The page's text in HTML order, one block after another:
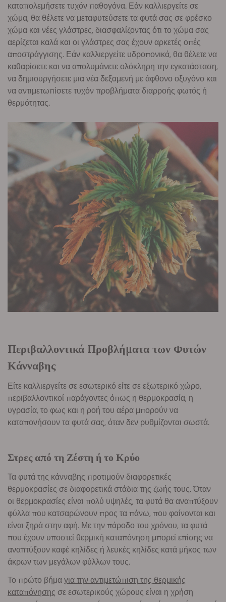
καταπολεμήσετε τυχόν παθογόνα. Εάν καλλιεργείτε σε
χώμα, θα θέλετε να μεταφυτεύσετε τα φυτά σας σε φρέσκο
χώμα και νέες γλάστρες, διασφαλίζοντας ότι το χώμα σας
αερίζεται καλά και οι γλάστρες σας έχουν αρκετές οπές
αποστράγγισης. Εάν καλλιεργείτε υδροπονικά, θα θέλετε να
καθαρίσετε και να απολυμάνετε ολόκληρη την εγκατάσταση,
να δημιουργήσετε μια νέα δεξαμενή με άφθονο οξυγόνο και
να αντιμετωπίσετε τυχόν προβλήματα διαρροής φωτός ή
θερμότητας.
Περιβαλλοντικά Προβλήματα των Φυτών
Κάνναβης
Είτε καλλιεργείτε σε εσωτερικό είτε σε εξωτερικό χώρο,
περιβαλλοντικοί παράγοντες όπως η θερμοκρασία, η
υγρασία, το φως και η ροή του αέρα μπορούν να
καταπονήσουν τα φυτά σας, όταν δεν ρυθμίζονται σωστά.
Στρες από τη Ζέστη ή το Κρύο
Τα φυτά της κάνναβης προτιμούν διαφορετικές
θερμοκρασίες σε διαφορετικά στάδια της ζωής τους. Όταν
οι θερμοκρασίες είναι πολύ υψηλές, τα φυτά θα αναπτύξουν
φύλλα που κατσαρώνουν προς τα πάνω, που φαίνονται και
είναι ξηρά στην αφή. Με την πάροδο του χρόνου, τα φυτά
που έχουν υποστεί θερμική καταπόνηση μπορεί επίσης να
αναπτύξουν καφέ κηλίδες ή λευκές κηλίδες κατά μήκος των
άκρων των μεγάλων φύλλων τους.
Το πρώτο βήμαγια την αντιμετώπιση της θερμικής
καταπόνησης σε εσωτερικούς χώρους είναι η χρήση